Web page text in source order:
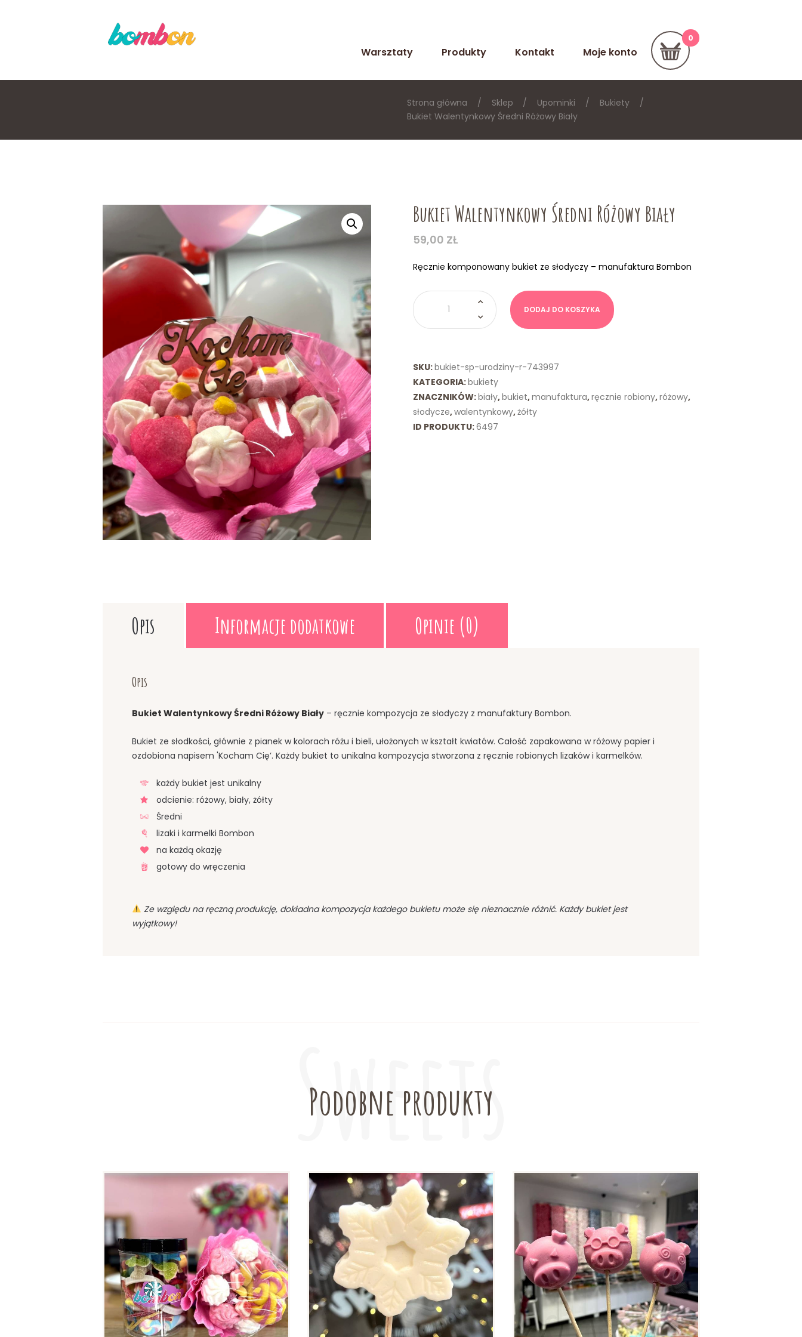
Warsztaty Produkty Kontakt Moje konto
Strona główna Sklep Upominki
Bukiety
Bukiet Walentynkowy Średni Różowy Biały
Bukiet Walentynkowy Średni Różowy Biały
59,00 ZŁ
Ręcznie komponowany bukiet ze słodyczy – manufaktura Bombon
ilość
Bukiet
Walentynkowy
Średni
Różowy
DODAJ DO KOSZYKA
SKU:bukiet-sp-urodziny-r-743997
KATEGORIA:bukiety
ZNACZNIKÓW:biały,bukiet,manufaktura,ręcznie robiony,różowy,
słodycze,walentynkowy,żółty
ID PRODUKTU:6497
Opis Informacje dodatkowe Opinie (0)
Opis
Bukiet Walentynkowy Średni Różowy Biały – ręcznie kompozycja ze słodyczy z manufaktury Bombon.
Bukiet ze słodkości, głównie z pianek w kolorach różu i bieli, ułożonych w kształt kwiatów. Całość zapakowana w różowy papier i
ozdobiona napisem 'Kocham Cię’. Każdy bukiet to unikalna kompozycja stworzona z ręcznie robionych lizaków i karmelków.
każdy bukiet jest unikalny
odcienie: różowy, biały, żółty
Średni
lizaki i karmelki Bombon
na każdą okazję
gotowy do wręczenia
Ze względu na ręczną produkcję, dokładna kompozycja każdego bukietu może się nieznacznie różnić. Każdy bukiet jest
wyjątkowy!
Podobne produkty